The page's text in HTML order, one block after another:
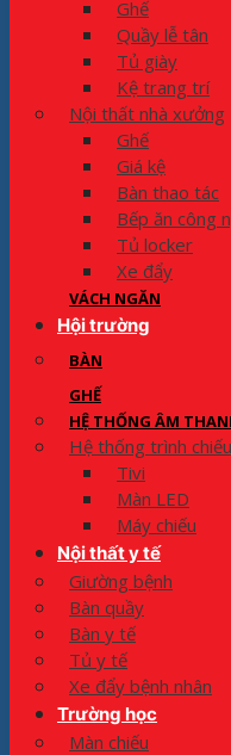
Ghế
Quầy lễ tân
Tủ giày
Kệ trang trí
Nội thất nhà xưởng
Ghế
Giá kệ
Bàn thao tác
Bếp ăn công
Tủ locker
Xe đẩy
VÁCH NGĂN
Hội trường
BÀN
GHẾ
HỆ THỐNG ÂM
Hệ thống trình chiếu
Tivi
Màn LED
Máy chiếu
Nội thất y tế
Giường bệnh
Bàn quầy
Bàn y tế
Tủ y tế
Xe đẩy bệnh nhân
Trường học
Màn chiếu